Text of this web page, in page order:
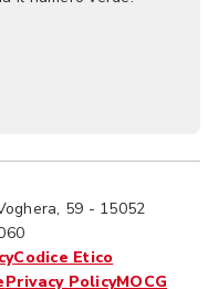
59 - 15052
Codice Etico
Privacy PolicyMOCG